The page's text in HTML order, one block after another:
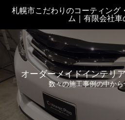
札幌市こだわりのコーティング
ム｜有限会社車
オーダーメイドインテリ
数々の施工事例の中か